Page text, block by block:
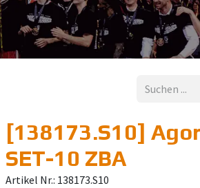
[138173.S10]
SET-10 ZBA
Artikel Nr.: 138173.S10